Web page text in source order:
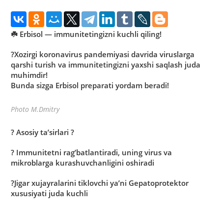
☘️ Erbisol — immunitetingizni kuchli qiling!
?Xozirgi koronavirus pandemiyasi davrida viruslarga
qarshi turish va immunitetingizni yaxshi saqlash juda
muhimdir!
Bunda sizga Erbisol preparati yordam beradi!
Photo M.Dmitry
? Аsosiy taʼsirlari ?
? Immunitetni ragʼbatlantiradi, uning virus va
mikroblarga kurashuvchanligini oshiradi
?Jigar xujayralarini tiklovchi yaʼni Gepatoprotektor
xususiyati juda kuchli